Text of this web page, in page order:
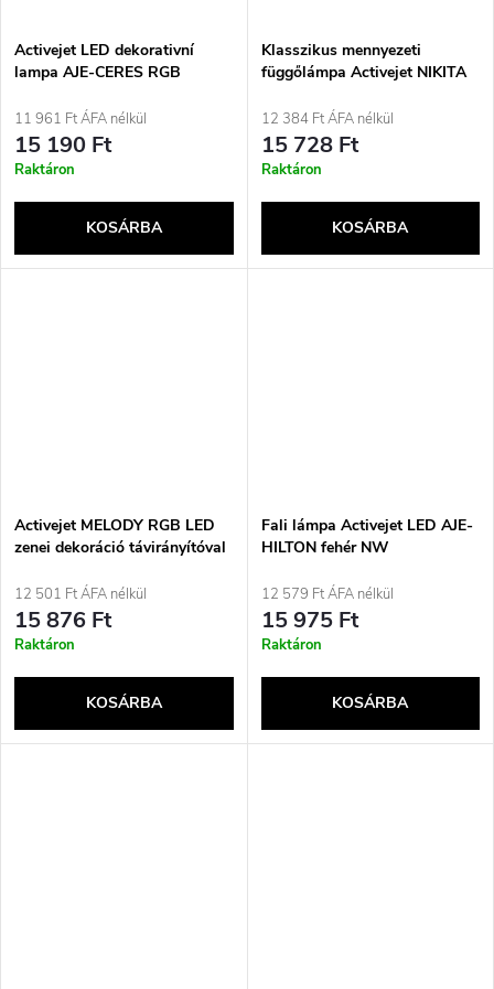
Activejet LED dekorativní
lampa AJE-CERES RGB
11 961 Ft ÁFA nélkül
15 190 Ft
Raktáron
KOSÁRBA
Klasszikus mennyezeti
függőlámpa Activejet NIKITA
12 384 Ft ÁFA nélkül
15 728 Ft
Raktáron
KOSÁRBA
Activejet MELODY RGB LED
zenei dekoráció távirányítóval
szal
12 501 Ft ÁFA nélkül
15 876 Ft
Raktáron
KOSÁRBA
Fali lámpa Activejet LED AJE-
HILTON fehér NW
12 579 Ft ÁFA nélkül
15 975 Ft
Raktáron
KOSÁRBA